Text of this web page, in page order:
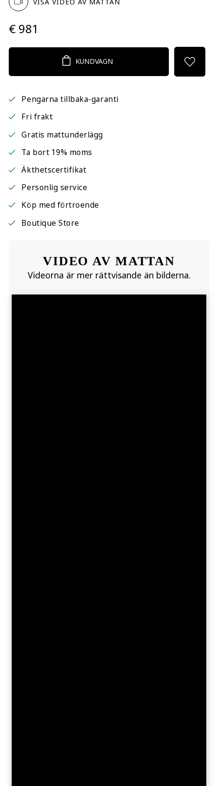
€ 981
KUNDVAGN
Pengarna tillbaka-garanti
Fri frakt
Gratis mattunderlägg
Ta bort 19% moms
Äkthetscertifikat
Personlig service
Köp med förtroende
Boutique Store
VIDEO AV MATTAN
Videorna är mer rättvisande än bilderna.